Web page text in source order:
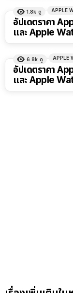
1.8k ดู APPLE
อัปเดตราคา
และ Apple
6.8k ดู APPLE
อัปเดตราคา
และ Apple